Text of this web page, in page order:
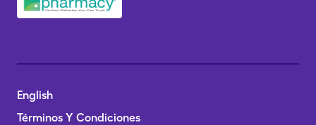
English
Términos Y Condiciones